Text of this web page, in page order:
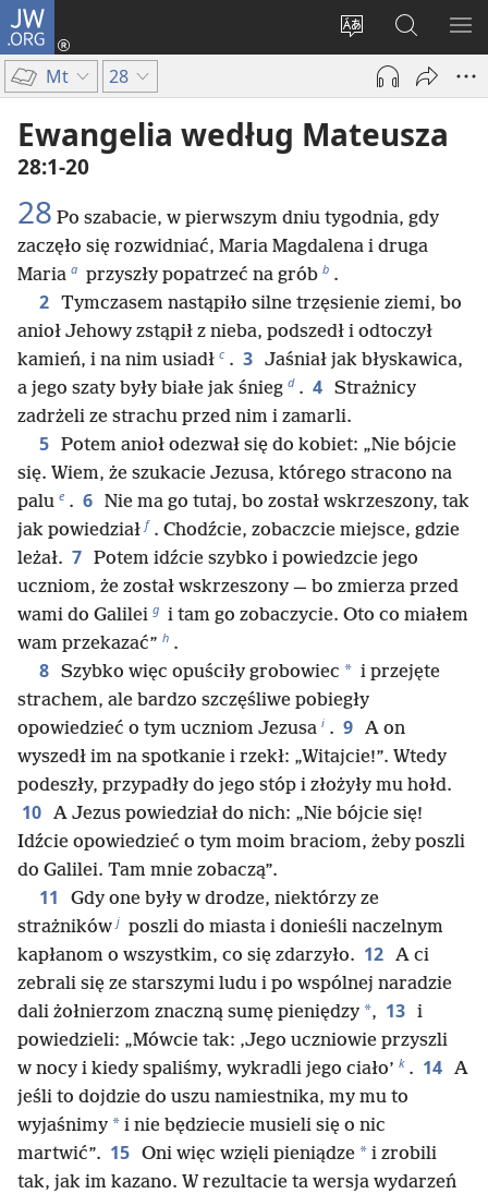
JW.ORG
Wybór
języka
Logowanie
(opens
window)
Szukaj
na
JW.ORG
Mt 28
Ewangelia według Mateusza
28:1-20
28 Po szabacie, w pierwszym dniu tygodnia, gdy
zaczęło się rozwidniać, Maria Magdalena i druga
Maria a przyszły popatrzeć na grób b .
2 Tymczasem nastąpiło silne trzęsienie ziemi, bo
anioł Jehowy zstąpił z nieba, podszedł i odtoczył
kamień, i na nim usiadł c . 3 Jaśniał jak błyskawica,
a jego szaty były białe jak śnieg d . 4 Strażnicy
zadrżeli ze strachu przed nim i zamarli.
5 Potem anioł odezwał się do kobiet: „Nie bójcie
się. Wiem, że szukacie Jezusa, którego stracono na
palu e . 6 Nie ma go tutaj, bo został wskrzeszony, tak
jak powiedział f . Chodźcie, zobaczcie miejsce, gdzie
leżał. 7 Potem idźcie szybko i powiedzcie jego
uczniom, że został wskrzeszony — bo zmierza przed
wami do Galilei g i tam go zobaczycie. Oto co miałem
wam przekazać” h .
8 Szybko więc opuściły grobowiec * i przejęte
strachem, ale bardzo szczęśliwe pobiegły
opowiedzieć o tym uczniom Jezusa i . 9 A on
wyszedł im na spotkanie i rzekł: „Witajcie!”. Wtedy
podeszły, przypadły do jego stóp i złożyły mu hołd.
10 A Jezus powiedział do nich: „Nie bójcie się!
Idźcie opowiedzieć o tym moim braciom, żeby poszli
do Galilei. Tam mnie zobaczą”.
11
Gdy one były w drodze, niektórzy ze
strażników j poszli do miasta i donieśli naczelnym
kapłanom o wszystkim, co się zdarzyło. 12 A ci
zebrali się ze starszymi ludu i po wspólnej naradzie
dali żołnierzom znaczną sumę pieniędzy *, 13 i
powiedzieli: „Mówcie tak: ‚Jego uczniowie przyszli
w nocy i kiedy spaliśmy, wykradli jego ciało’ k . 14 A
jeśli to dojdzie do uszu namiestnika, my mu to
wyjaśnimy * i nie będziecie musieli się o nic
martwić”. 15 Oni więc wzięli pieniądze * i zrobili
tak, jak im kazano. W rezultacie ta wersja wydarzeń